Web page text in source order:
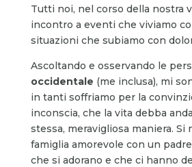
Tutti noi, nel corso della nostra
incontro a eventi che viviamo
situazioni che subiamo con
Ascoltando e osservando le
occidentale (me inclusa), mi
in tanti soffriamo per la
inconscia, che la vita debba
stessa, meravigliosa maniera. Si
famiglia amorevole con un
che si adorano e che ci hanno